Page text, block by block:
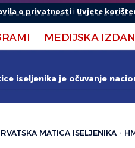
o privatnostii Uvjete
MEDIJSKA
iseljenika je očuvanje
MATICA ISELJENIKA -